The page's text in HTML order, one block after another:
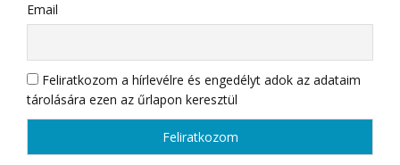
Email
Feliratkozom a hírlevélre és engedélyt adok az adataim
tárolására ezen az űrlapon keresztül